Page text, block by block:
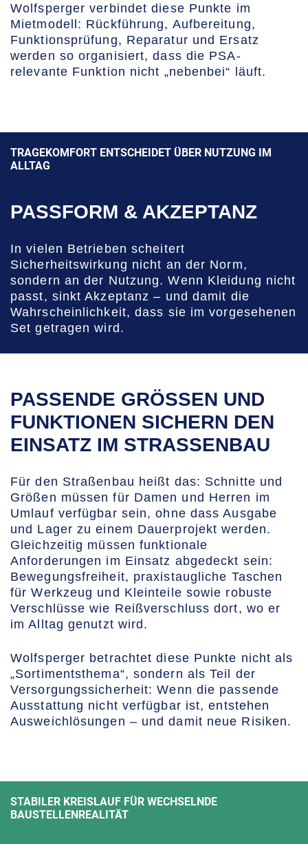
Wolfsperger verbindet diese Punkte im
Mietmodell: Rückführung, Aufbereitung,
Funktionsprüfung, Reparatur und Ersatz
werden so organisiert, dass die PSA-
relevante Funktion nicht „nebenbei“ läuft.
TRAGEKOMFORT ENTSCHEIDET ÜBER NUTZUNG IM
ALLTAG
PASSFORM & AKZEPTANZ
In vielen Betrieben scheitert
Sicherheitswirkung nicht an der Norm,
sondern an der Nutzung. Wenn Kleidung nicht
passt, sinkt Akzeptanz – und damit die
Wahrscheinlichkeit, dass sie im vorgesehenen
Set getragen wird.
PASSENDE GRÖSSEN UND F
UNKTIONEN SICHERN DEN E
INSATZ IM STRASSENBAU
Für den Straßenbau heißt das: Schnitte und
Größen müssen für Damen und Herren im
Umlauf verfügbar sein, ohne dass Ausgabe
und Lager zu einem Dauerprojekt werden.
Gleichzeitig müssen funktionale
Anforderungen im Einsatz abgedeckt sein:
Bewegungsfreiheit, praxistaugliche Taschen
für Werkzeug und Kleinteile sowie robuste
Verschlüsse wie Reißverschluss dort, wo er
im Alltag genutzt wird.
Wolfsperger betrachtet diese Punkte nicht als
„Sortimentsthema“, sondern als Teil der
Versorgungssicherheit: Wenn die passende
Ausstattung nicht verfügbar ist, entstehen
Ausweichlösungen – und damit neue Risiken.
STABILER KREISLAUF FÜR WECHSELNDE
BAUSTELLENREALITÄT